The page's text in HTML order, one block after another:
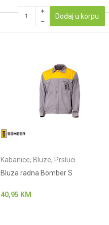
Dodaj u korpu
Kabanice, Bluze, Prsluci
Bluza radna Bomber S
40,95 KM